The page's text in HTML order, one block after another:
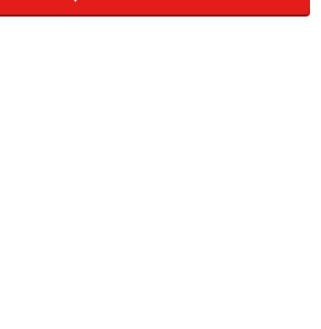
たのは普通の電車。1台見送ると